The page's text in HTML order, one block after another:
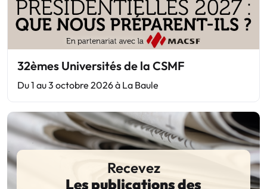
32èmes Universités de la CSMF
Du 1 au 3 octobre 2026 à La Baule
Recevez
Les publications des